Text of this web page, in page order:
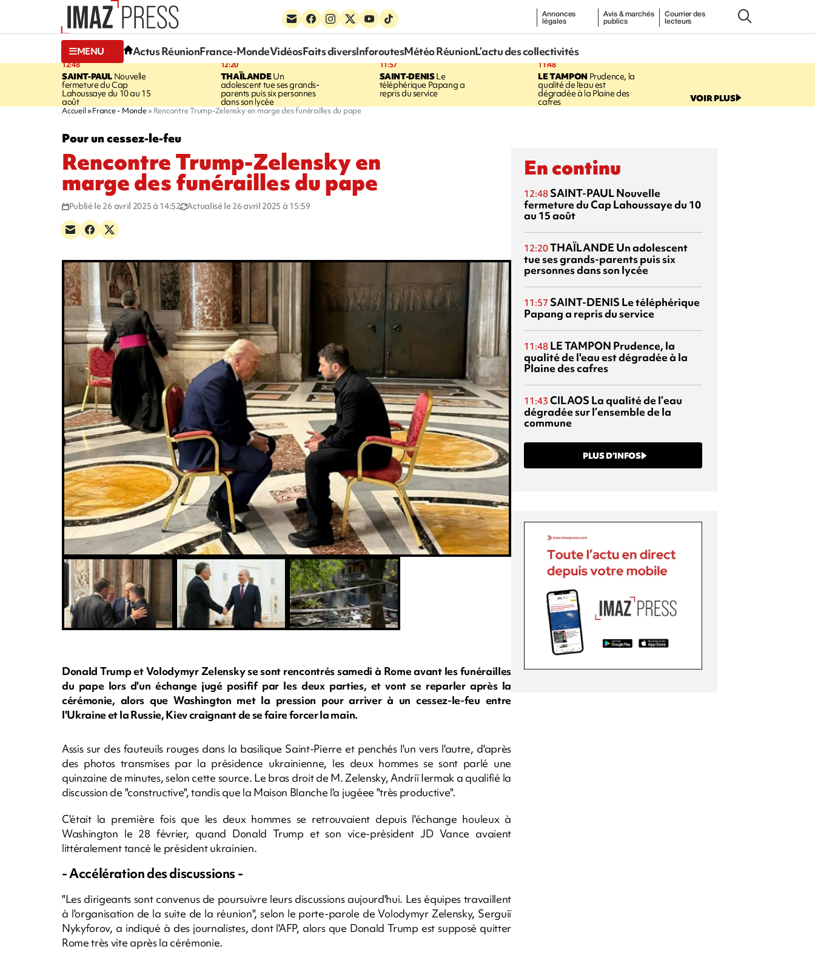
Annonces
légales
Avis & marchés
publics
Courrier des
lecteurs
MENU Actus RéunionFrance-MondeVidéosFaits diversInforoutesMétéo RéunionL’actu des collectivités
12:48
SAINT-PAUL Nouvelle
fermeture du Cap
Lahoussaye du 10 au 15
août
12:20
THAÏLANDEUn
adolescent tue ses grands-
parents puis six personnes
dans son lycée
11:57
SAINT-DENISLe
téléphérique Papang a
repris du service
11:48
LE TAMPONPrudence, la
qualité de l'eau est
dégradée à la Plaine des
cafres VOIR PLUS
Accueil France - Monde Rencontre Trump-Zelensky en marge des funérailles du pape
Pour un cessez-le-feu
Rencontre Trump-Zelensky en
marge des funérailles du pape
Publié le 26 avril 2025 à 14:52 Actualisé le 26 avril 2025 à 15:59
Donald Trump et Volodymyr Zelensky se sont rencontrés samedi à Rome avant les funérailles
du pape lors d'un échange jugé posifif par les deux parties, et vont se reparler après la
cérémonie, alors que Washington met la pression pour arriver à un cessez-le-feu entre
l'Ukraine et la Russie, Kiev craignant de se faire forcer la main.
Assis sur des fauteuils rouges dans la basilique Saint-Pierre et penchés l'un vers l'autre, d'après
des photos transmises par la présidence ukrainienne, les deux hommes se sont parlé une
quinzaine de minutes, selon cette source. Le bras droit de M. Zelensky, Andriï Iermak a qualifié la
discussion de "constructive", tandis que la Maison Blanche l'a jugéee "très productive".
C'était la première fois que les deux hommes se retrouvaient depuis l'échange houleux à
Washington le 28 février, quand Donald Trump et son vice-président JD Vance avaient
littéralement tancé le président ukrainien.
- Accélération des discussions -
"Les dirigeants sont convenus de poursuivre leurs discussions aujourd'hui. Les équipes travaillent
à l'organisation de la suite de la réunion", selon le porte-parole de Volodymyr Zelensky, Serguiï
Nykyforov, a indiqué à des journalistes, dont l'AFP, alors que Donald Trump est supposé quitter
Rome très vite après la cérémonie.
En continu
12:48 SAINT-PAULNouvelle
fermeture du Cap Lahoussaye du 10
au 15 août
12:20THAÏLANDE Un adolescent
tue ses grands-parents puis six
personnes dans son lycée
11:57 SAINT-DENIS Le téléphérique
Papang a repris du service
11:48 LE TAMPON Prudence, la
qualité de l'eau est dégradée à la
Plaine des cafres
11:43 CILAOS La qualité de l’eau
dégradée sur l’ensemble de la
commune
PLUS D’INFOS